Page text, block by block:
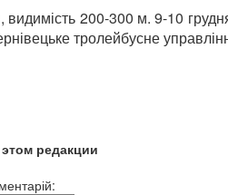
200-300 м. 9-10
тролейбусне
редакции